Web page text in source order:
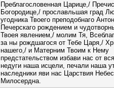
Преблагословенная Царице,/
Богородице,/ прославльшая град
угодника Твоего преподобнаго
Печерскаго рождением и
Твоея явлением,/ молим Тя,
за ны рождшагося от Тебе Царя,/
нашего,/ и Матерним Твоим к Нему
предстательством избави нас от
недуги наша исцели, печали наша
наследники яви нас Царствия
Милосердна.